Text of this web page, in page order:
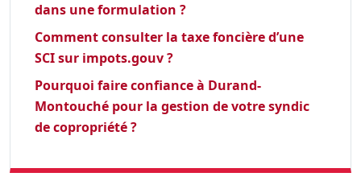
dans une formulation ?
Comment consulter la taxe foncière d’une
SCI sur impots.gouv ?
Pourquoi faire confiance à Durand-
Montouché pour la gestion de votre syndic
de copropriété ?